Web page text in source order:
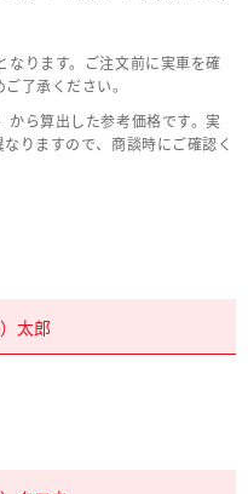
なります。ご注文前に実車を確
了承ください。
から算出した参考価格です。実
りますので、商談時にご確認く